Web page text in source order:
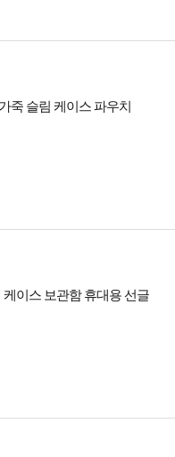
죽 슬림 케이스 파우치
이스 보관함 휴대용 선글